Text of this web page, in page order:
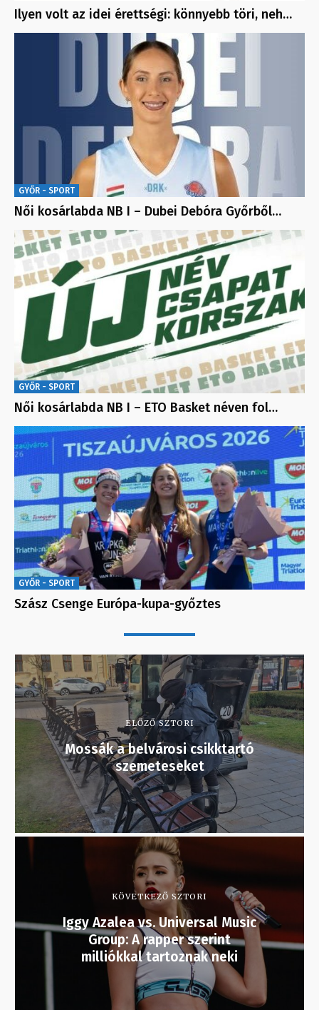
Ilyen volt az idei érettségi: könnyebb töri, neh…
GYŐR - SPORT
Női kosárlabda NB I – Dubei Debóra Győrből…
GYŐR - SPORT
Női kosárlabda NB I – ETO Basket néven fol…
GYŐR - SPORT
Szász Csenge Európa-kupa-győztes
ELŐZŐ SZTORI
Mossák a belvárosi csikktartó
szemeteseket
KÖVETKEZŐ SZTORI
Iggy Azalea vs. Universal Music
Group: A rapper szerint
milliókkal tartoznak neki